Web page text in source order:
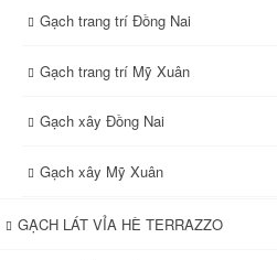
Gạch trang trí Đồng Nai
Gạch trang trí Mỹ Xuân
Gạch xây Đồng Nai
Gạch xây Mỹ Xuân
GẠCH LÁT VỈA HÈ TERRAZZO